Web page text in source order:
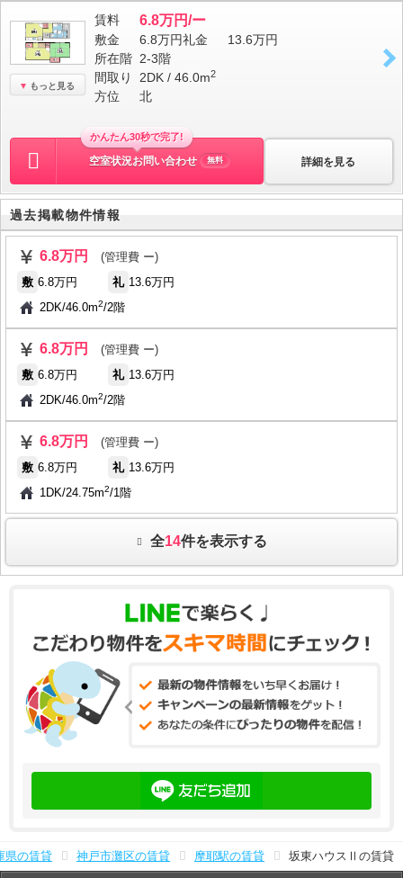
もっと見る
賃料 6.8万円/ー
敷金 6.8万円礼金
13.6万円
所在階 2-3階
間取り
2DK / 46.0m2
方位 北
詳細を見る
かんたん30秒で完了!
空室状況お問い合わせ 無料
過去掲載物件情報
6.8万円
(管理費 ー)
敷 6.8万円 礼 13.6万円
2DK/46.0m2/2階
6.8万円
(管理費 ー)
敷 6.8万円 礼 13.6万円
2DK/46.0m2/2階
6.8万円
(管理費 ー)
敷 6.8万円 礼 13.6万円
1DK/24.75m2/1階
全14件を表示する
県の賃貸 神戸市灘区の賃貸 摩耶駅の賃貸 坂東ハウスⅡの賃貸